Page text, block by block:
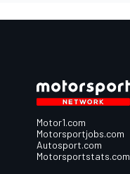
Motor1.com
Motorsportjobs.com
Autosport.com
Motorsportstats.com